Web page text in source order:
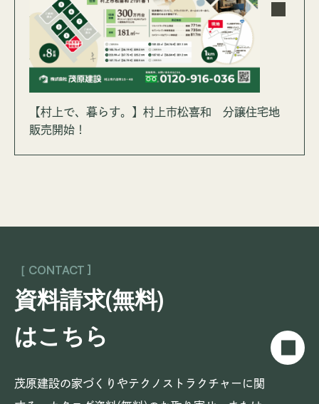
【村上で、暮らす。】村上市松喜和 分譲住宅地
販売開始！
［ CONTACT ]
資料請求(無料)
はこちら
茂原建設の家づくりやテクノストラクチャーに関